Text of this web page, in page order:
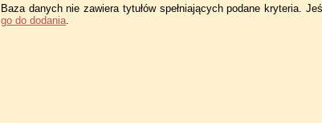
Baza danych nie zawiera tytułów spełniających podane kryteria.
go do dodania.